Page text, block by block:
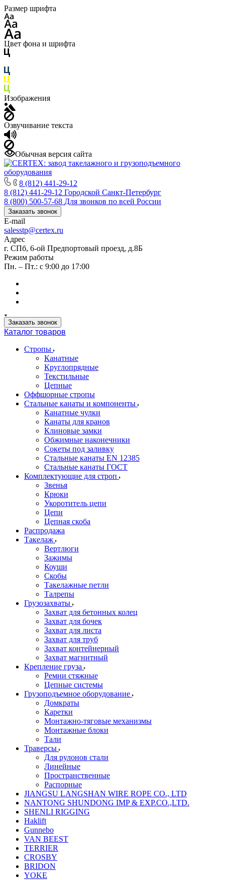
Размер шрифта
Цвет фона и шрифта
Изображения
Озвучивание текста
Обычная версия сайта
8 (812) 441-29-12
8 (812) 441-29-12 Городской Санкт-Петербург
8 (800) 500-57-68 Для звонков по всей России
Заказать звонок
E-mail
salesstp@certex.ru
Адрес
г. СПб, 6-ой Предпортовый проезд, д.8Б
Режим работы
Пн. – Пт.: с 9:00 до 17:00
Заказать звонок
Каталог товаров
Стропы
Канатные
Круглопрядные
Текстильные
Цепные
Оффшорные стропы
Стальные канаты и компоненты
Канатные чулки
Канаты для кранов
Клиновые замки
Обжимные наконечники
Сокеты под заливку
Стальные канаты EN 12385
Стальные канаты ГОСТ
Комплектующие для строп
Звенья
Крюки
Укоротитель цепи
Цепи
Цепная скоба
Распродажа
Такелаж
Вертлюги
Зажимы
Коуши
Скобы
Такелажные петли
Талрепы
Грузозахваты
Захват для бетонных колец
Захват для бочек
Захват для листа
Захват для труб
Захват контейнерный
Захват магнитный
Крепление груза
Ремни стяжные
Цепные системы
Грузоподъемное оборудование
Домкраты
Каретки
Монтажно-тяговые механизмы
Монтажные блоки
Тали
Траверсы
Для рулонов стали
Линейные
Пространственные
Распорные
JIANGSU LANGSHAN WIRE ROPE CO., LTD
NANTONG SHUNDONG IMP & EXP.CO.,LTD.
SHENLI RIGGING
Haklift
Gunnebo
VAN BEEST
TERRIER
CROSBY
BRIDON
YOKE